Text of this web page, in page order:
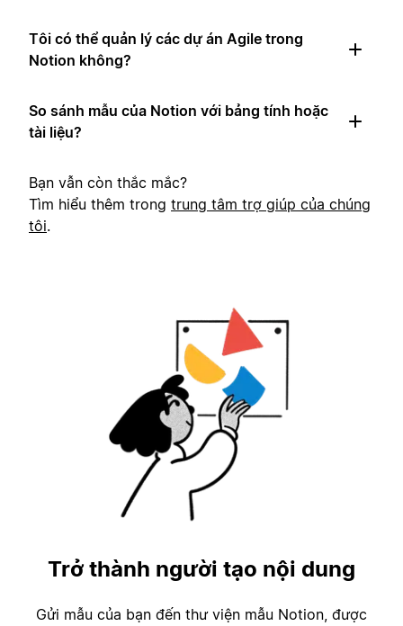
Tôi có thể quản lý các dự án Agile trong
Notion không?
So sánh mẫu của Notion với bảng tính hoặc
tài liệu?
Bạn vẫn còn thắc mắc?
Tìm hiểu thêm trong trung tâm trợ giúp của chúng
tôi.
Trở thành người tạo nội dung
Gửi mẫu của bạn đến thư viện mẫu Notion, được